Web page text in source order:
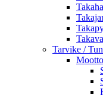
Tarvike /